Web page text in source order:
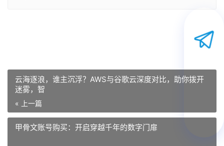
云海逐浪，谁主沉浮？AWS与谷歌云深度对比，助你拨开
迷雾，智
« 上一篇
甲骨文账号购买：开启穿越千年的数字门扉